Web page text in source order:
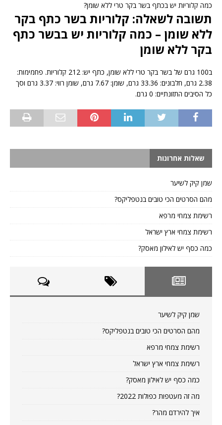
כמה קלוריות יש בכתף בשר בקר טרי ללא שומן?
תשובה לשאלה: קלוריות בשר כתף בקר
ללא שומן – כמה קלוריות יש בבשר כתף
בקר ללא שומן
ב100 גרם של בשר בקר טרי ללא שומן, כתף יש: 212 קלוריות. פחמימות:
2.38 גרם, חלבונים: 33.36 גרם, שומן: 7.67 גרם, שומן רווי: 3.37 גרם וסך
כל הסיבים התזונתיים: 0 גרם.
שאלות אחרונות
שמן קיק לשיער
מהם הסרטים הכי טובים בנטפליקס?
רשימת צמחי מרפא
רשימת צמחי ארץ ישראל
כמה כסף יש לאילון מאסק?
שמן קיק לשיער
מהם הסרטים הכי טובים בנטפליקס?
רשימת צמחי מרפא
רשימת צמחי ארץ ישראל
כמה כסף יש לאילון מאסק?
מה זה מעטפות כפולות 2022?
איך להירדם מהר?